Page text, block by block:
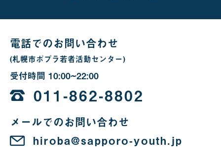
電話でのお問い合わせ
(札幌市ポプラ若者活動センター)
受付時間 10:00~22:00
時
か
ら
22
011-862-8802
メールでのお問い合わせ
hiroba@sapporo-youth.jp